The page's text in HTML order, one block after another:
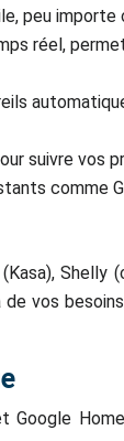
peu importe
réel,
suivre vos
comme
vos
Google